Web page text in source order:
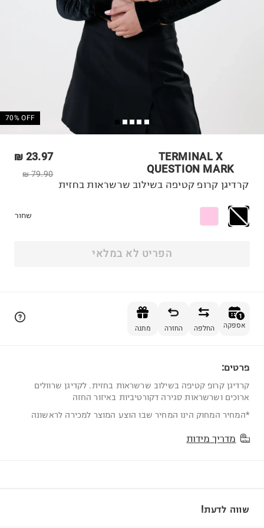
70% OFF
TERMINAL X
QUESTION MARK
23.97 ₪
79.90 ₪
קרדיגן קרופ קטיפה בשילוב שרשראות בחזית
שחור
הפריט לא במלאי
1
אספקה החלפה החזרה מתנה
פרטים:
קרדיגן קרופ קטיפה בשילוב שרשראות בחזית. לקדיגן שרוולים
ארוכים ושרשראות סגירה דקורטיביות באיזור החזה
*המחיר המחוק הינו המחיר שבו הוצע המוצר למכירה לראשונה
מדריך מידות
שווה לדעת!